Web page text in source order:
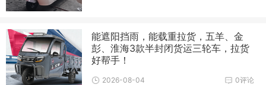
能遮阳挡雨，能载重拉货，五羊、金
彭、淮海3款半封闭货运三轮车，拉货
好帮手！
0评论
2026-08-04